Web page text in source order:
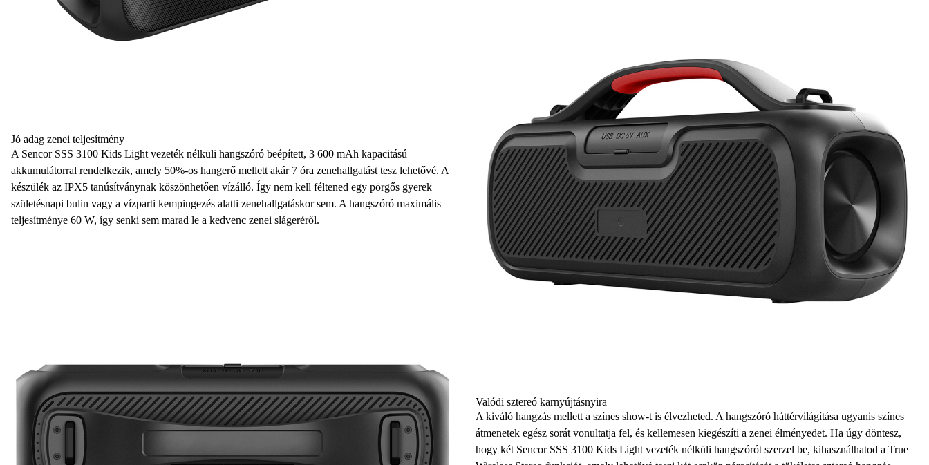
Jó adag zenei teljesítmény
A Sencor SSS 3100 Kids Light vezeték nélküli hangszóró beépített, 3 600 mAh kapacitású
akkumulátorral rendelkezik, amely 50%-os hangerő mellett akár 7 óra zenehallgatást tesz lehetővé. A
készülék az IPX5 tanúsítványnak köszönhetően vízálló. Így nem kell féltened egy pörgős gyerek
születésnapi bulin vagy a vízparti kempingezés alatti zenehallgatáskor sem. A hangszóró maximális
teljesítménye 60 W, így senki sem marad le a kedvenc zenei slágeréről.
Valódi sztereó karnyújtásnyira
A kiváló hangzás mellett a színes show-t is élvezheted. A hangszóró háttérvilágítása ugyanis színes
átmenetek egész sorát vonultatja fel, és kellemesen kiegészíti a zenei élményedet. Ha úgy döntesz,
hogy két Sencor SSS 3100 Kids Light vezeték nélküli hangszórót szerzel be, kihasználhatod a True